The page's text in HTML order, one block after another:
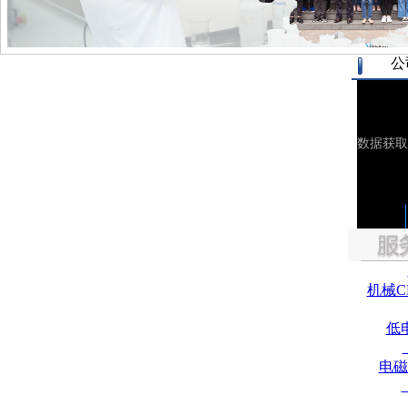
公
机械
低
电